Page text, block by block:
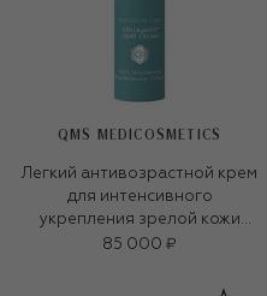
QMS MEDICOSMETICS
Легкий антивозрастной крем
для интенсивного
укрепления зрелой кожи
«3D-коллаген» (50ml)
85 000 ₽